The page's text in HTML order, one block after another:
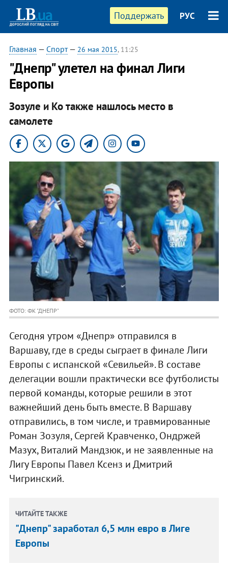
Поддержать РУС
Главная — Спорт— 26 мая 2015, 11:25
"Днепр" улетел на финал Лиги
Европы
Зозуле и Ко также нашлось место в
самолете
ФОТО: ФК "ДНЕПР"
Сегодня утром «Днепр» отправился в
Варшаву, где в среды сыграет в финале Лиги
Европы с испанской «Севильей». В составе
делегации вошли практически все футболисты
первой команды, которые решили в этот
важнейший день быть вместе. В Варшаву
отправились, в том числе, и травмированные
Роман Зозуля, Сергей Кравченко, Ондржей
Мазух, Виталий Мандзюк, и не заявленные на
Лигу Европы Павел Ксенз и Дмитрий
Чигринский.
ЧИТАЙТЕ ТАКЖЕ
"Днепр" заработал 6,5 млн евро в Лиге
Европы